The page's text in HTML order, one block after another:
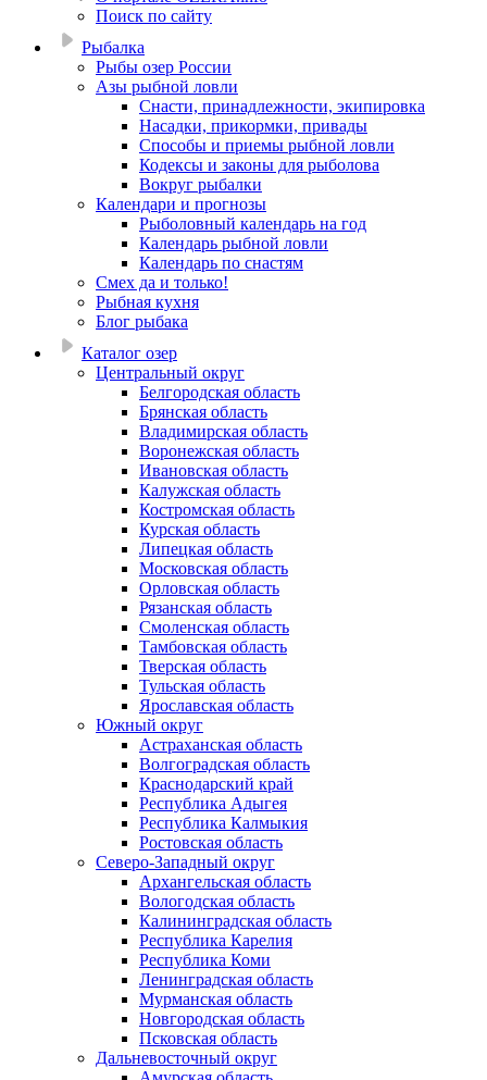
Поиск по сайту
Рыбалка
Рыбы озер России
Азы рыбной ловли
Снасти, принадлежности, экипировка
Насадки, прикормки, привады
Способы и приемы рыбной ловли
Кодексы и законы для рыболова
Вокруг рыбалки
Календари и прогнозы
Рыболовный календарь на год
Календарь рыбной ловли
Календарь по снастям
Смех да и только!
Рыбная кухня
Блог рыбака
Каталог озер
Центральный округ
Белгородская область
Брянская область
Владимирская область
Воронежская область
Ивановская область
Калужская область
Костромская область
Курская область
Липецкая область
Московская область
Орловская область
Рязанская область
Смоленская область
Тамбовская область
Тверская область
Тульская область
Ярославская область
Южный округ
Астраханская область
Волгоградская область
Краснодарский край
Республика Адыгея
Республика Калмыкия
Ростовская область
Северо-Западный округ
Архангельская область
Вологодская область
Калининградская область
Республика Карелия
Республика Коми
Ленинградская область
Мурманская область
Новгородская область
Псковская область
Дальневосточный округ